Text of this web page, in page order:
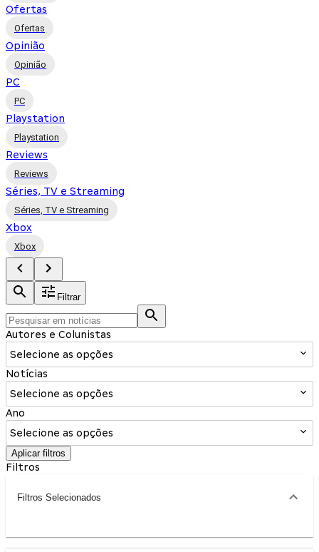
Ofertas
Ofertas
Opinião
Opinião
PC
PC
Playstation
Playstation
Reviews
Reviews
Séries, TV e Streaming
Séries, TV e Streaming
Xbox
Xbox
Filtrar
Autores e Colunistas
Selecione as opções
Notícias
Selecione as opções
Ano
Selecione as opções
Aplicar filtros
Filtros
Filtros Selecionados